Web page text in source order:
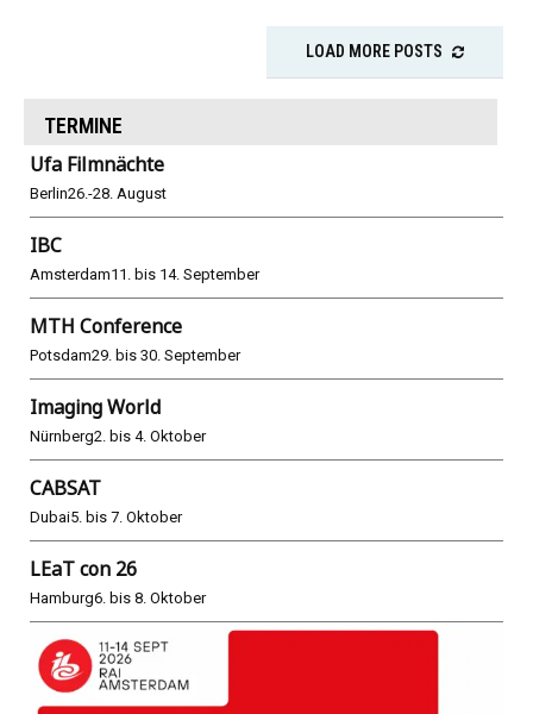
LOAD MORE POSTS
TERMINE
Ufa Filmnächte
Berlin26.-28. August
IBC
Amsterdam11. bis 14. September
MTH Conference
Potsdam29. bis 30. September
Imaging World
Nürnberg2. bis 4. Oktober
CABSAT
Dubai5. bis 7. Oktober
LEaT con 26
Hamburg6. bis 8. Oktober